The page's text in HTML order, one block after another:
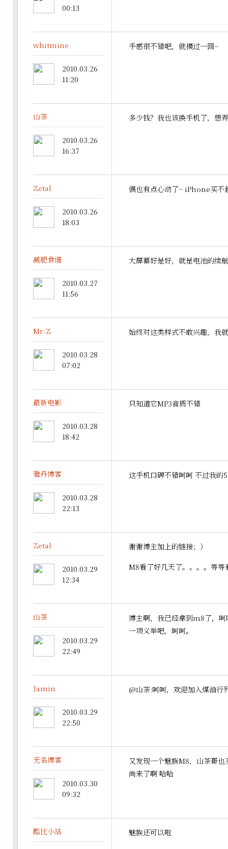
00:13
手感很不错吧，就摸过一回~
whitmine
2010.03.26
11:20
多少钱？我也该换手机了，想
山茶
2010.03.26
16:37
偶也有点心动了~ iPhone买不
Zetal
2010.03.26
18:03
大屏幕好是好，就是电池的续
减肥食谱
2010.03.27
11:56
始终对这类样式不敢兴趣，我
Mr-Z
2010.03.28
07:02
只知道它MP3音质不错
最新电影
2010.03.28
18:42
这手机口碑不错呵呵 不过我的
雅丹博客
2010.03.28
22:13
谢谢博主加上的链接；）
M8看了好几天了。。。。等等
Zetal
2010.03.29
12:34
博主啊，我已经拿到m8了，
一项义举吧，呵呵。
山茶
2010.03.29
22:49
@山茶:呵呵，欢迎加入煤油行
Jamin
2010.03.29
22:50
又发现一个魅族M8，山茶哥
尚来了啊 哈哈
无名博客
2010.03.30
09:32
魅族还可以啦
酷比小站